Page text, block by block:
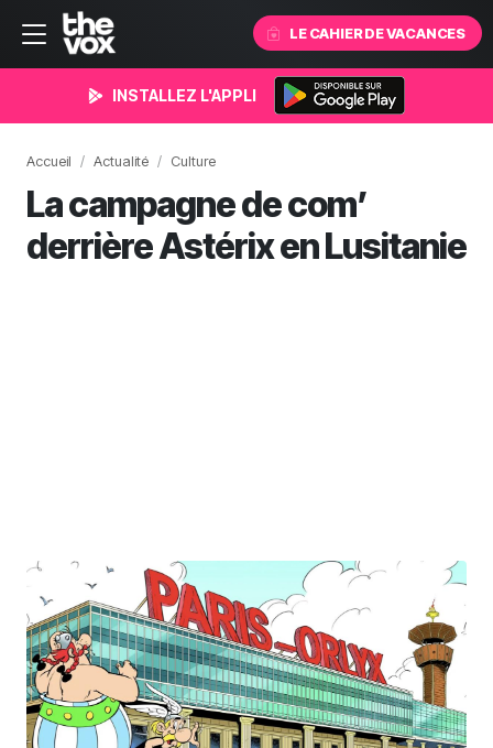
LE CAHIER DE VACANCES
INSTALLEZ L'APPLI
Accueil Actualité Culture
La campagne de com’
derrière Astérix en Lusitanie